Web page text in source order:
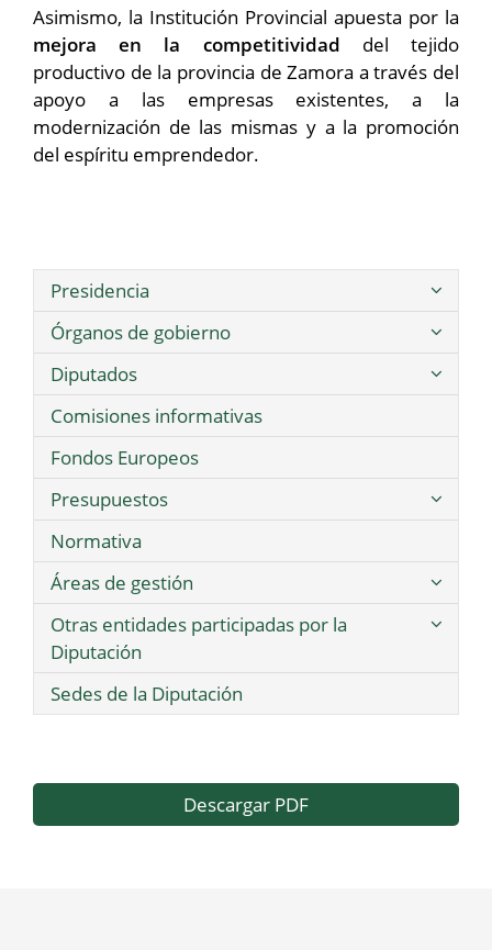
Asimismo, la Institución Provincial apuesta por la
mejora en la competitividad del tejido
productivo de la provincia de Zamora a través del
apoyo a las empresas existentes, a la
modernización de las mismas y a la promoción
del espíritu emprendedor.
Presidencia
Órganos de gobierno
Diputados
Comisiones informativas
Fondos Europeos
Presupuestos
Normativa
Áreas de gestión
Otras entidades participadas por la
Diputación
Sedes de la Diputación
Descargar PDF